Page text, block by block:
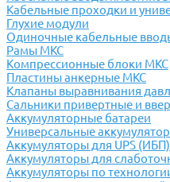
Кабельные проходки и
Глухие модули
Одиночные кабельные
Рамы МКС
Компрессионные блоки МКС
Пластины анкерные МКС
Клапаны выравнивания
Сальники привертные и
Аккумуляторные батареи
Универсальные
Аккумуляторы для UPS
Аккумуляторы для
Аккумуляторы по технологии